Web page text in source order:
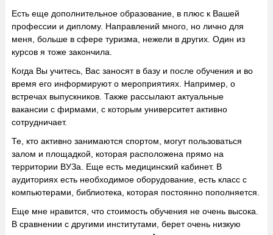
Есть еще дополнительное образование, в плюс к Вашей
профессии и диплому. Направлений много, но лично для
меня, больше в сфере туризма, нежели в других. Один из
курсов я тоже закончила.
Когда Вы учитесь, Вас заносят в базу и после обучения и во
время его информируют о мероприятиях. Например, о
встречах выпускников. Также рассылают актуальные
вакансии с фирмами, с которым университет активно
сотрудничает.
Те, кто активно занимаются спортом, могут пользоваться
залом и площадкой, которая расположена прямо на
территории ВУЗа. Еще есть медицинский кабинет. В
аудиториях есть необходимое оборудование, есть класс с
компьютерами, библиотека, которая постоянно пополняется.
Еще мне нравится, что стоимость обучения не очень высока.
В сравнении с другими институтами, берет очень низкую